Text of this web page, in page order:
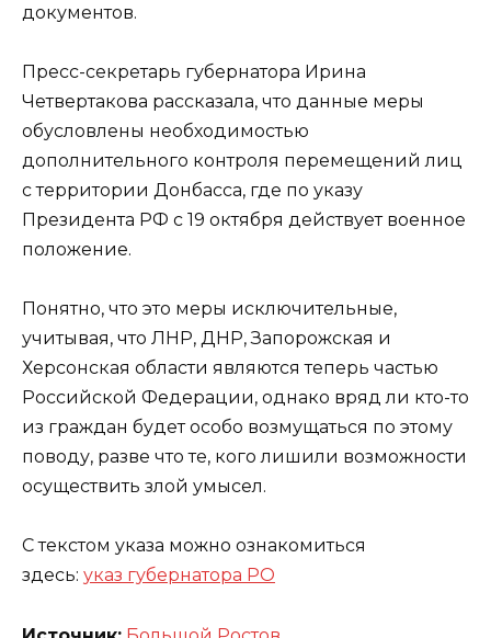
документов.
Пресс-секретарь губернатора Ирина
Четвертакова рассказала, что данные меры
обусловлены необходимостью
дополнительного контроля перемещений лиц
с территории Донбасса, где по указу
Президента РФ с 19 октября действует военное
положение.
Понятно, что это меры исключительные,
учитывая, что ЛНР, ДНР, Запорожская и
Херсонская области являются теперь частью
Российской Федерации, однако вряд ли кто-то
из граждан будет особо возмущаться по этому
поводу, разве что те, кого лишили возможности
осуществить злой умысел.
С текстом указа можно ознакомиться
здесь: указ губернатора РО